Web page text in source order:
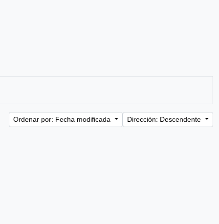
Ordenar por: Fecha modificada Dirección: Descendente